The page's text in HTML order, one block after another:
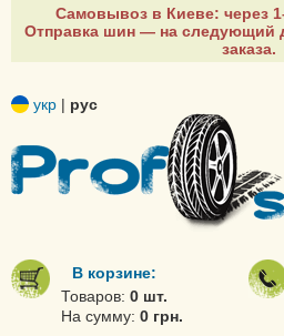
Самовывоз в Киеве: через
Отправка шин — на следующий
заказа.
укр | рус
В корзине:
Товаров: 0 шт.
На сумму: 0 грн.